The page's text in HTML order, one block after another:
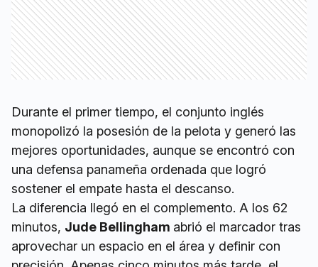
Durante el primer tiempo, el conjunto inglés
monopolizó la posesión de la pelota y generó las
mejores oportunidades, aunque se encontró con
una defensa panameña ordenada que logró
sostener el empate hasta el descanso.
La diferencia llegó en el complemento. A los 62
minutos, Jude Bellingham abrió el marcador tras
aprovechar un espacio en el área y definir con